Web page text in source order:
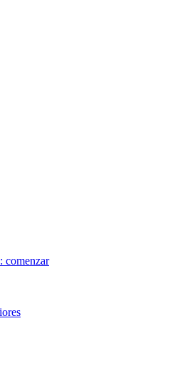
comenzar